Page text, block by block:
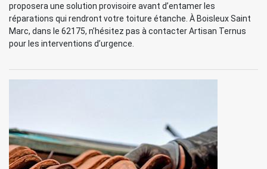
proposera une solution provisoire avant d’entamer les
réparations qui rendront votre toiture étanche. À Boisleux Saint
Marc, dans le 62175, n’hésitez pas à contacter Artisan Ternus
pour les interventions d’urgence.